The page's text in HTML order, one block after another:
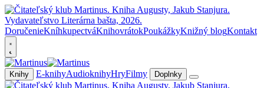
DoručenieKníhkupectváKnihovrátokPoukážkyKnižný blogKontakt
Knihy E-knihyAudioknihyHryFilmy Doplnky